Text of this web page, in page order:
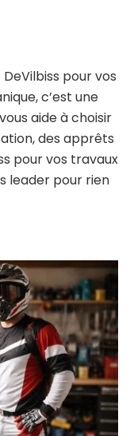
pour vos
c’est une
aide à choisir
des apprêts
pour vos travaux
leader pour rien